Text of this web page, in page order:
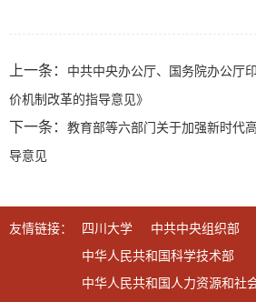
上一条： 中共中央办公厅、国务院办公厅
价机制改革的指导意见》
下一条： 教育部等六部门关于加强新时代
导意见
友情链接： 四川大学 中共中央组织部
中华人民共和国科学技术部
中华人民共和国人力资源和社